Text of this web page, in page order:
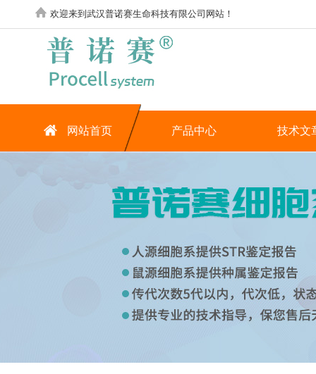
欢迎来到武汉普诺赛生命科技有限公司网站！
网站首页 产品中心 技术文